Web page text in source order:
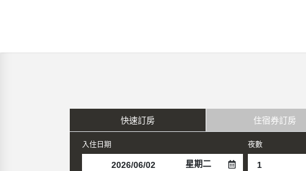
快速訂房 住宿券訂房
入住日期
星期二
夜數